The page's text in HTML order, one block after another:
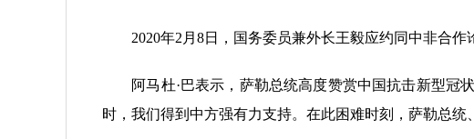
2020年2月8日，国务委员兼外长王毅应约同中非合作
阿马杜·巴表示，萨勒总统高度赞赏中国抗击新型冠状
时，我们得到中方强有力支持。在此困难时刻，萨勒总